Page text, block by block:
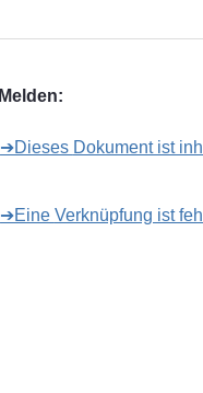
Melden:
➔Dieses Dokument
➔Eine Verknüpfung ist